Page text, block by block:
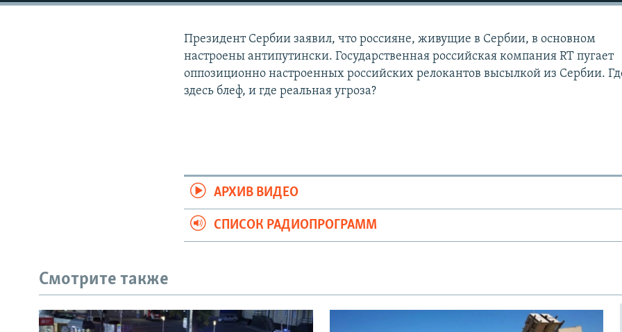
Президент Сербии заявил, что россияне, живущие в Сербии, в основном
настроены антипутински. Государственная российская компания RT пугает
оппозиционно настроенных российских релокантов высылкой из Сербии.
здесь блеф, и где реальная угроза?
АРХИВ ВИДЕО
СПИСОК РАДИОПРОГРАММ
Смотрите также